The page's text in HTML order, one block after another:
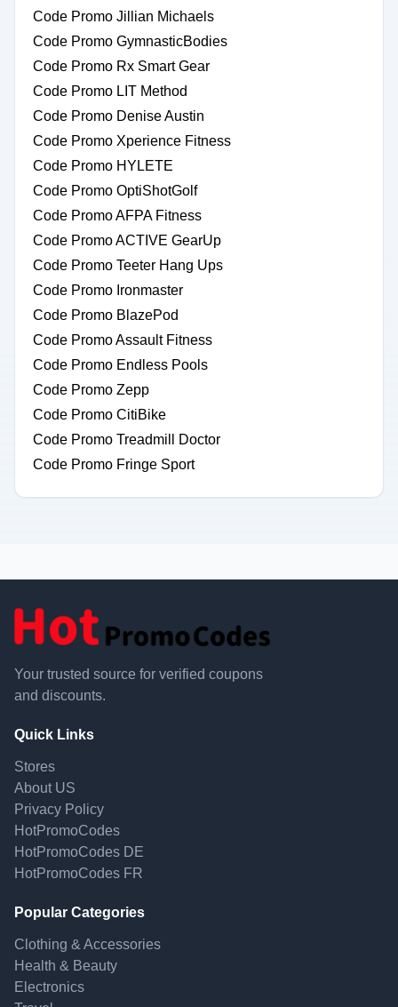
Code Promo Jillian Michaels
Code Promo GymnasticBodies
Code Promo Rx Smart Gear
Code Promo LIT Method
Code Promo Denise Austin
Code Promo Xperience Fitness
Code Promo HYLETE
Code Promo OptiShotGolf
Code Promo AFPA Fitness
Code Promo ACTIVE GearUp
Code Promo Teeter Hang Ups
Code Promo Ironmaster
Code Promo BlazePod
Code Promo Assault Fitness
Code Promo Endless Pools
Code Promo Zepp
Code Promo CitiBike
Code Promo Treadmill Doctor
Code Promo Fringe Sport
Your trusted source for verified coupons
and discounts.
Quick Links
Stores
About US
Privacy Policy
HotPromoCodes
HotPromoCodes DE
HotPromoCodes FR
Popular Categories
Clothing & Accessories
Health & Beauty
Electronics